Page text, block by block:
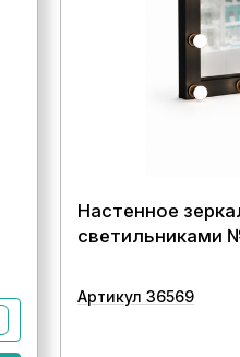
Настенное
светильниками
Артикул 36569